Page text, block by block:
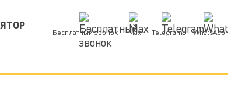
Бесплатный звонок Max Telegram WhatsApp